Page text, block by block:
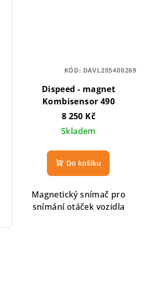
Dispeed - magnet
Kombisensor 490
8 250 Kč
Skladem
Do košíku
Magnetický snímač pro
snímání otáček vozidla
KÓD: DAVL205400269